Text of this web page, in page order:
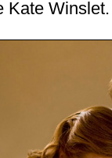
Kate Winslet.